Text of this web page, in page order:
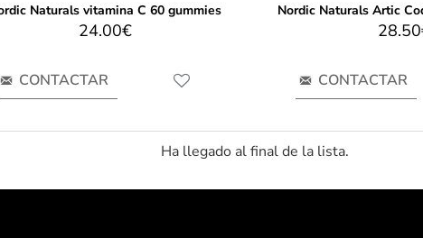
Naturals vitamina C 60 gummies
24.00€
CONTACTAR CONTACTAR
Ha llegado al final de la lista.